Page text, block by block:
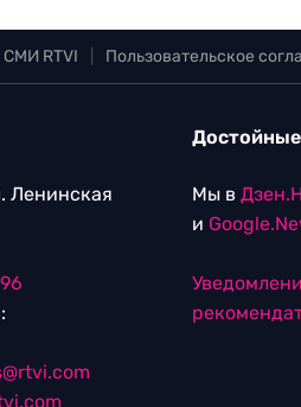
RTVI Пользовательское
Ленинская
Мы в
и